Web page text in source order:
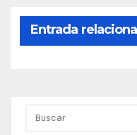
Entrada